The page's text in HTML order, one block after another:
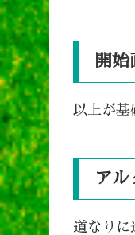
開始
以上が基
アル
道なりに